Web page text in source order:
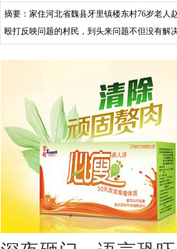
摘要：家住河北省魏县牙里镇楼东村76岁老人
殴打反映问题的村民，到头来问题不但没有解